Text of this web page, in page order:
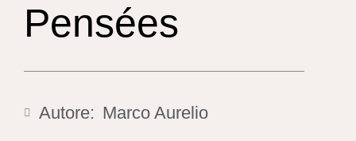
Pensées
Autore: Marco Aurelio